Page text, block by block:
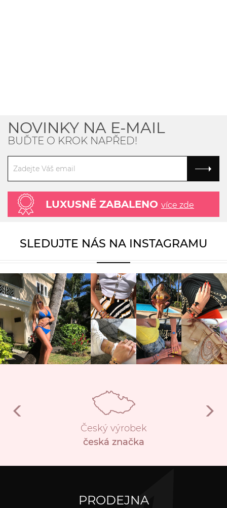
NOVINKY NA E-MAIL
BUĎTE O KROK NAPŘED!
LUXUSNĚ ZABALENO více zde
SLEDUJTE NÁS NA INSTAGRAMU
Český výrobek
česká značka
PRODEJNA